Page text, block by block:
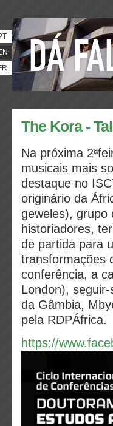
The Kora -
Na próxima
musicais mais
destaque no
originário da
geweles), grupo
historiadores,
de partida para
transformações
conferência, a
London),
da Gâmbia,
pela RDPÁfrica.
https://